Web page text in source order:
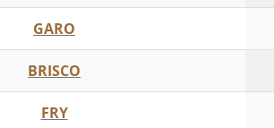
GARO
BRISCO
FRY